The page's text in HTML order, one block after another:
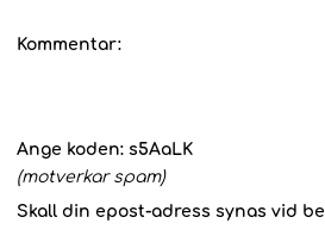
Kommentar:
Ange koden: s5AaLK
(motverkar spam)
Skall din epost-adress synas vid